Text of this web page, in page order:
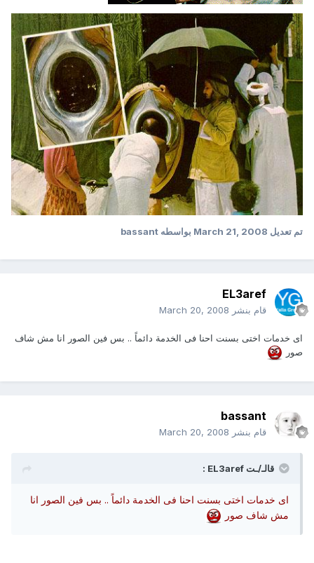
تم تعديلMarch 21, 2008بواسطه bassant
EL3aref
قام بنشر March 20, 2008
اى خدمات اختى بسنت احنا فى الخدمة دائماً .. بس فين الصور انا مش شاف
صور
bassant
قام بنشر March 20, 2008
قالـ/ـت EL3aref :
اى خدمات اختى بسنت احنا فى الخدمة دائماً .. بس فين الصور انا
مش شاف صور